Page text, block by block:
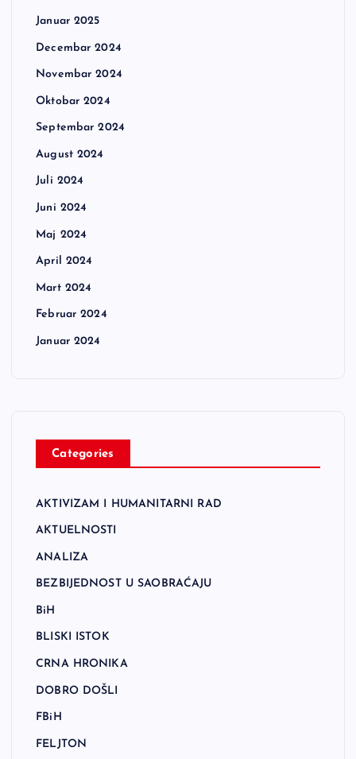
Januar 2025
Decembar 2024
Novembar 2024
Oktobar 2024
Septembar 2024
August 2024
Juli 2024
Juni 2024
Maj 2024
April 2024
Mart 2024
Februar 2024
Januar 2024
Categories
AKTIVIZAM I HUMANITARNI RAD
AKTUELNOSTI
ANALIZA
BEZBIJEDNOST U SAOBRAĆAJU
BiH
BLISKI ISTOK
CRNA HRONIKA
DOBRO DOŠLI
FBiH
FELJTON